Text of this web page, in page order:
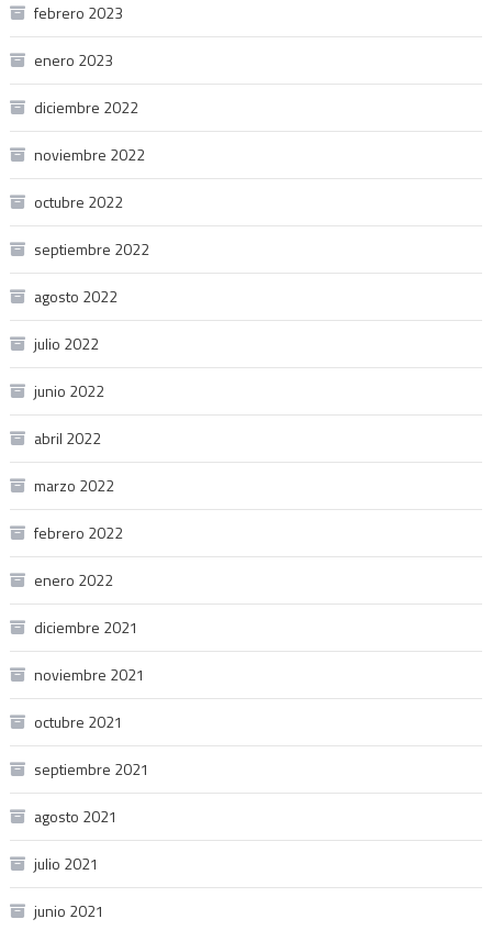
febrero 2023
enero 2023
diciembre 2022
noviembre 2022
octubre 2022
septiembre 2022
agosto 2022
julio 2022
junio 2022
abril 2022
marzo 2022
febrero 2022
enero 2022
diciembre 2021
noviembre 2021
octubre 2021
septiembre 2021
agosto 2021
julio 2021
junio 2021